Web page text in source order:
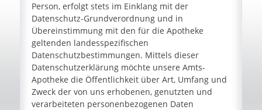
Person, erfolgt stets im Einklang mit der
Datenschutz-Grundverordnung und in
Übereinstimmung mit den für die Apotheke
geltenden landesspezifischen
Datenschutzbestimmungen. Mittels dieser
Datenschutzerklärung möchte unsere Amts-
Apotheke die Öffentlichkeit über Art, Umfang und
Zweck der von uns erhobenen, genutzten und
verarbeiteten personenbezogenen Daten